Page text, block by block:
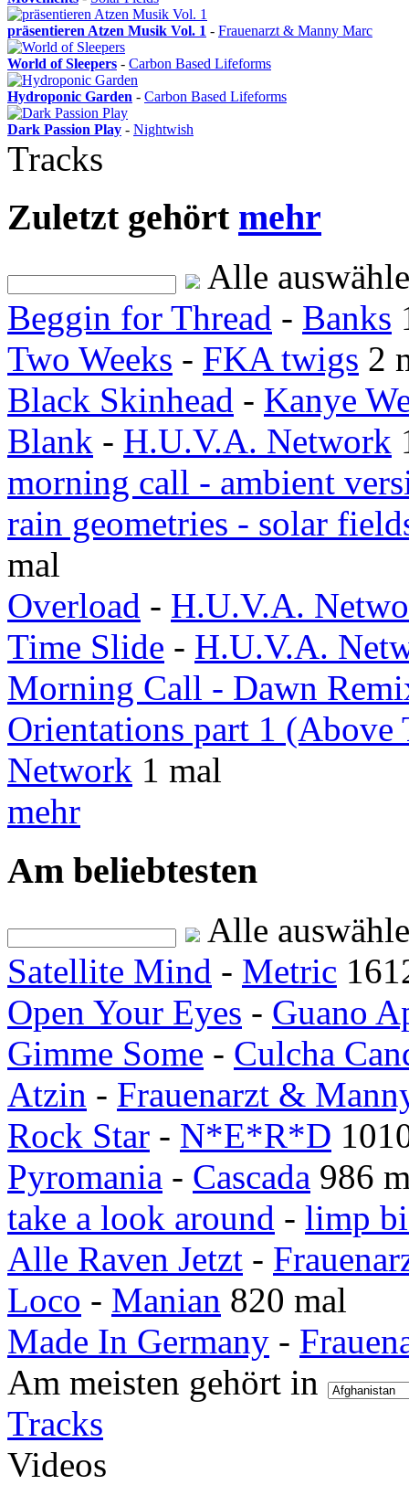
präsentieren Atzen Musik Vol. 1 - Frauenarzt & Manny Marc
World of Sleepers - Carbon Based Lifeforms
Hydroponic Garden - Carbon Based Lifeforms
Dark Passion Play - Nightwish
Tracks
Zuletzt gehört mehr
Alle
Beggin for Thread - Banks
Two Weeks - FKA twigs 2
Black Skinhead - Kanye
Blank - H.U.V.A. Network
morning call - ambient
rain geometries - solar
mal
Overload - H.U.V.A.
Time Slide - H.U.V.A.
Morning Call - Dawn
Orientations part 1 (Above
Network 1 mal
mehr
Am beliebtesten
Alle
Satellite Mind - Metric
Open Your Eyes - Guano
Gimme Some - Culcha
Atzin - Frauenarzt &
Rock Star - N*E*R*D
Pyromania - Cascada 986
take a look around - limp
Alle Raven Jetzt -
Loco - Manian 820 mal
Made In Germany -
Am meisten gehört in
Tracks
Videos